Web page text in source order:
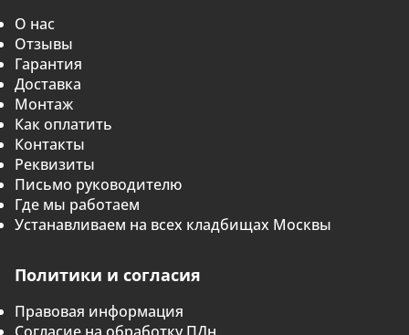
О нас
Отзывы
Гарантия
Доставка
Монтаж
Как оплатить
Контакты
Реквизиты
Письмо руководителю
Где мы работаем
Устанавливаем на всех кладбищах Москвы
Политики и согласия
Правовая информация